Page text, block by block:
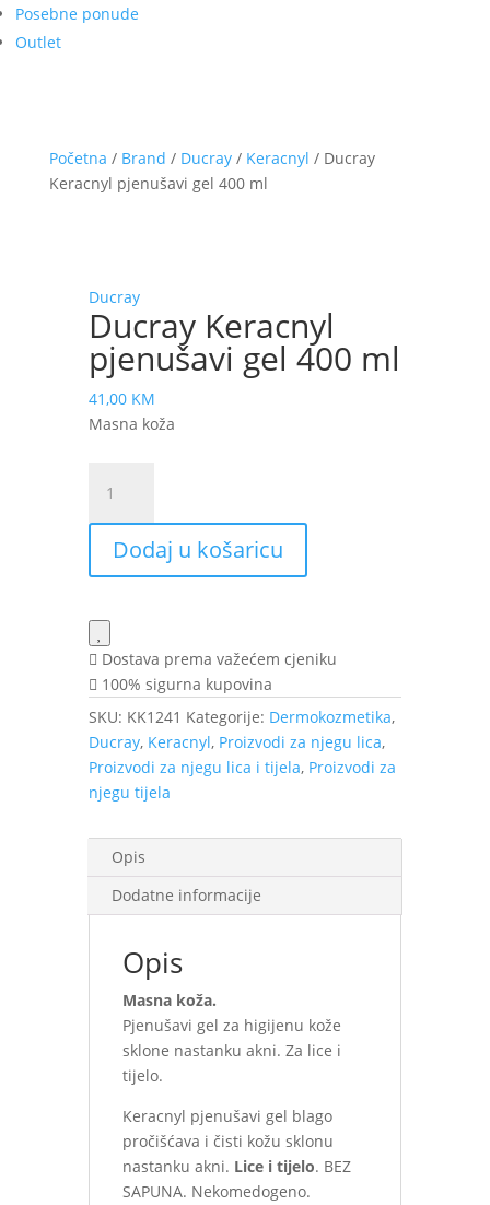
Posebne ponude
Outlet
Početna / Brand / Ducray/ Keracnyl / Ducray
Keracnyl pjenušavi gel 400 ml
Ducray
Ducray Keracnyl
pjenušavi gel 400 ml
41,00 KM
Masna koža
Keracnyl
pjenušavi
400
količina
Dodaj u košaricu
Dostava prema važećem cjeniku
100% sigurna kupovina
SKU: KK1241 Kategorije: Dermokozmetika,
Ducray, Keracnyl, Proizvodi za njegu lica,
Proizvodi za njegu lica i tijela, Proizvodi za
njegu tijela
Opis
Dodatne informacije
Opis
Masna koža.
Pjenušavi gel za higijenu kože
sklone nastanku akni. Za lice i
tijelo.
Keracnyl pjenušavi gel blago
pročišćava i čisti kožu sklonu
nastanku akni. Lice i tijelo. BEZ
SAPUNA. Nekomedogeno.